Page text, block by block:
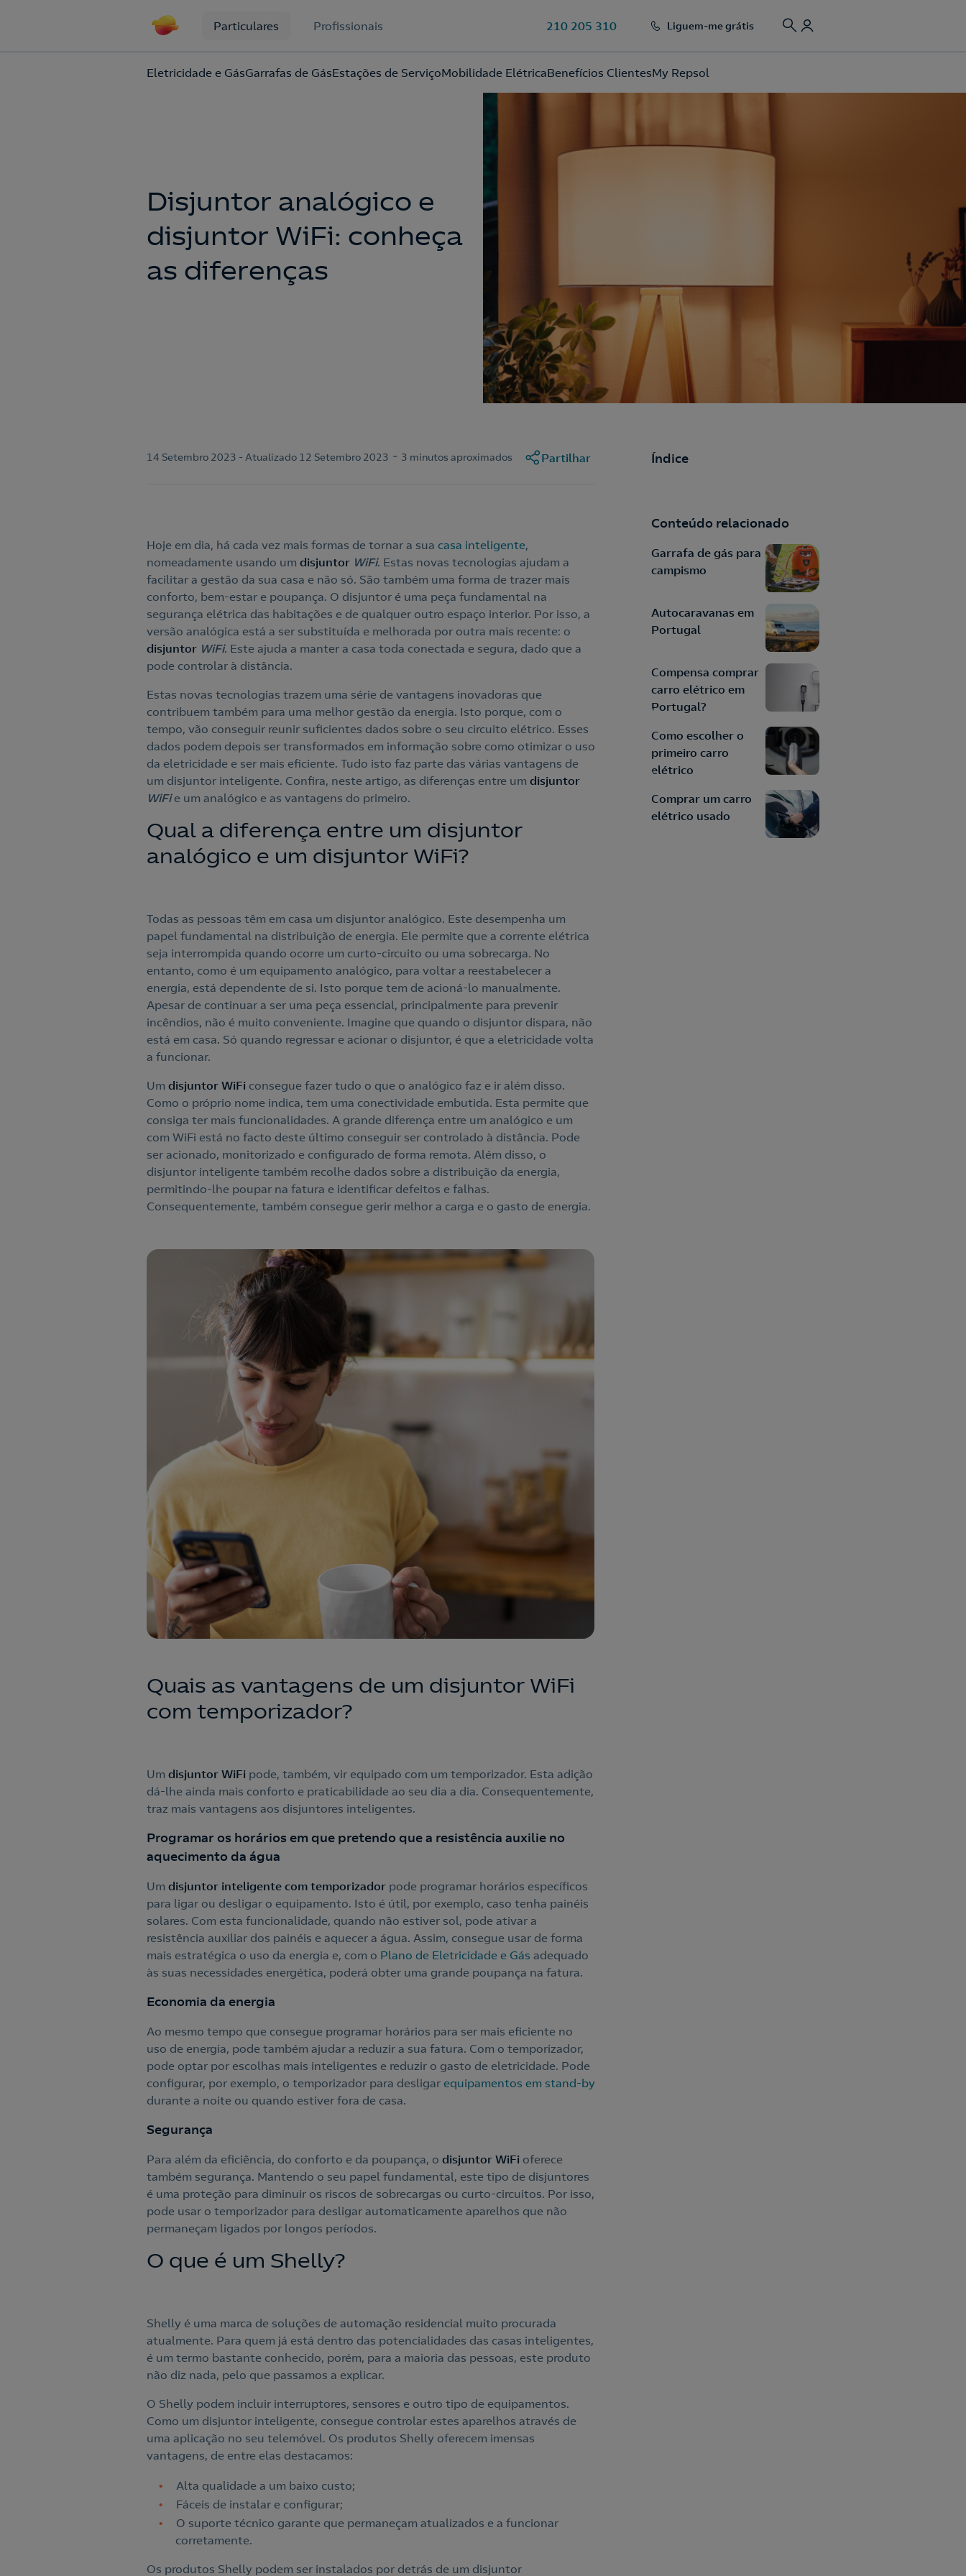
Particulares Profissionais 210 205 310 Liguem-me grátis
Eletricidade e GásGarrafas de GásEstações de ServiçoMobilidade ElétricaBenefícios ClientesMy Repsol
Ao preencher este formulário, entraremos em contacto consigo
para lhe fazer chegar a nossa oferta de Eletricidade e Gás.
Disjuntor analógico e
disjuntor WiFi: conheça
as diferenças
14 Setembro 2023 - Atualizado 12 Setembro 2023 - 3 minutos aproximados Partilhar
Hoje em dia, há cada vez mais formas de tornar a sua casa inteligente,
nomeadamente usando um disjuntor WiFi. Estas novas tecnologias ajudam a
facilitar a gestão da sua casa e não só. São também uma forma de trazer mais
conforto, bem-estar e poupança. O disjuntor é uma peça fundamental na
segurança elétrica das habitações e de qualquer outro espaço interior. Por isso, a
versão analógica está a ser substituída e melhorada por outra mais recente: o
disjuntor WiFi. Este ajuda a manter a casa toda conectada e segura, dado que a
pode controlar à distância.
Estas novas tecnologias trazem uma série de vantagens inovadoras que
contribuem também para uma melhor gestão da energia. Isto porque, com o
tempo, vão conseguir reunir suficientes dados sobre o seu circuito elétrico. Esses
dados podem depois ser transformados em informação sobre como otimizar o uso
da eletricidade e ser mais eficiente. Tudo isto faz parte das várias vantagens de
um disjuntor inteligente. Confira, neste artigo, as diferenças entre um disjuntor
WiFi e um analógico e as vantagens do primeiro.
Qual a diferença entre um disjuntor
analógico e um disjuntor WiFi?
Todas as pessoas têm em casa um disjuntor analógico. Este desempenha um
papel fundamental na distribuição de energia. Ele permite que a corrente elétrica
seja interrompida quando ocorre um curto-circuito ou uma sobrecarga. No
entanto, como é um equipamento analógico, para voltar a reestabelecer a
energia, está dependente de si. Isto porque tem de acioná-lo manualmente.
Apesar de continuar a ser uma peça essencial, principalmente para prevenir
incêndios, não é muito conveniente. Imagine que quando o disjuntor dispara, não
está em casa. Só quando regressar e acionar o disjuntor, é que a eletricidade volta
a funcionar.
Um disjuntor WiFi consegue fazer tudo o que o analógico faz e ir além disso.
Como o próprio nome indica, tem uma conectividade embutida. Esta permite que
consiga ter mais funcionalidades. A grande diferença entre um analógico e um
com WiFi está no facto deste último conseguir ser controlado à distância. Pode
ser acionado, monitorizado e configurado de forma remota. Além disso, o
disjuntor inteligente também recolhe dados sobre a distribuição da energia,
permitindo-lhe poupar na fatura e identificar defeitos e falhas.
Consequentemente, também consegue gerir melhor a carga e o gasto de energia.
Quais as vantagens de um disjuntor WiFi
com temporizador?
Um disjuntor WiFi pode, também, vir equipado com um temporizador. Esta adição
dá-lhe ainda mais conforto e praticabilidade ao seu dia a dia. Consequentemente,
traz mais vantagens aos disjuntores inteligentes.
Programar os horários em que pretendo que a resistência auxilie no
aquecimento da água
Um disjuntor inteligente com temporizador pode programar horários específicos
para ligar ou desligar o equipamento. Isto é útil, por exemplo, caso tenha painéis
solares. Com esta funcionalidade, quando não estiver sol, pode ativar a
resistência auxiliar dos painéis e aquecer a água. Assim, consegue usar de forma
mais estratégica o uso da energia e, com o Plano de Eletricidade e Gás adequado
às suas necessidades energética, poderá obter uma grande poupança na fatura.
Economia da energia
Ao mesmo tempo que consegue programar horários para ser mais eficiente no
uso de energia, pode também ajudar a reduzir a sua fatura. Com o temporizador,
pode optar por escolhas mais inteligentes e reduzir o gasto de eletricidade. Pode
configurar, por exemplo, o temporizador para desligar equipamentos em stand-by
durante a noite ou quando estiver fora de casa.
Segurança
Para além da eficiência, do conforto e da poupança, o disjuntor WiFi oferece
também segurança. Mantendo o seu papel fundamental, este tipo de disjuntores
é uma proteção para diminuir os riscos de sobrecargas ou curto-circuitos. Por isso,
pode usar o temporizador para desligar automaticamente aparelhos que não
permaneçam ligados por longos períodos.
O que é um Shelly?
Shelly é uma marca de soluções de automação residencial muito procurada
atualmente. Para quem já está dentro das potencialidades das casas inteligentes,
é um termo bastante conhecido, porém, para a maioria das pessoas, este produto
não diz nada, pelo que passamos a explicar.
O Shelly podem incluir interruptores, sensores e outro tipo de equipamentos.
Como um disjuntor inteligente, consegue controlar estes aparelhos através de
uma aplicação no seu telemóvel. Os produtos Shelly oferecem imensas
vantagens, de entre elas destacamos:
Alta qualidade a um baixo custo;
Fáceis de instalar e configurar;
O suporte técnico garante que permaneçam atualizados e a funcionar
corretamente.
Os produtos Shelly podem ser instalados por detrás de um disjuntor
Índice
Conteúdo relacionado
Garrafa de gás para
campismo
Autocaravanas em
Portugal
Compensa comprar
carro elétrico em
Portugal?
Como escolher o
primeiro carro
elétrico
Comprar um carro
elétrico usado